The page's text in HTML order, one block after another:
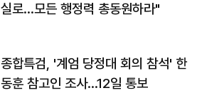
실로…모든 행정력 총동원하라"
종합특검, '계엄 당정대 회의 참석' 한
동훈 참고인 조사...12일 통보